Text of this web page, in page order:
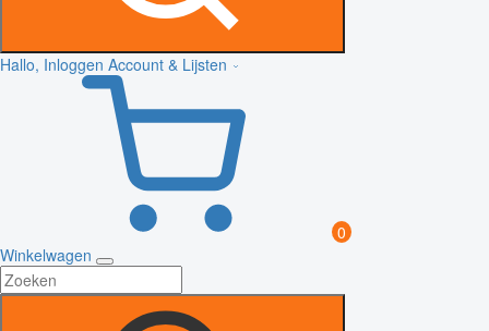
Hallo, Inloggen Account & Lijsten
0
Winkelwagen